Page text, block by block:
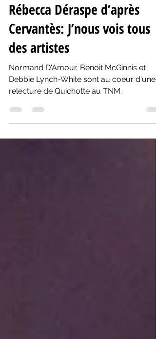
Théâtre: «Quichotte» de
Rébecca Déraspe d’après
Cervantès: J’nous vois tous
des artistes
Normand D'Amour, Benoit McGinnis et
relecture de Quichotte au TNM.